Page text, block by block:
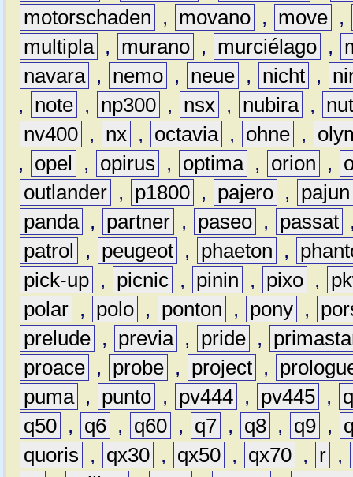
motorschaden
, movano , move ,
multipla , murano , murciélago ,
navara , nemo , neue , nicht ,
,
note , np300 , nsx , nubira ,
nv400 , nx , octavia , ohne ,
,
opel , opirus , optima , orion ,
outlander , p1800 , pajero ,
pajun
panda , partner , paseo , passat
patrol
, peugeot , phaeton ,
pick-up , picnic , pinin , pixo ,
polar , polo , ponton , pony ,
prelude , previa , pride ,
proace , probe , project ,
puma , punto , pv444 , pv445 ,
q50 , q6 , q60 , q7 , q8 , q9 ,
quoris
, qx30 , qx50 , qx70 , r ,